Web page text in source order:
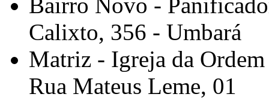
Calixto, 356 - Umbará
Matriz - Igreja da Ordem
Rua Mateus Leme, 01